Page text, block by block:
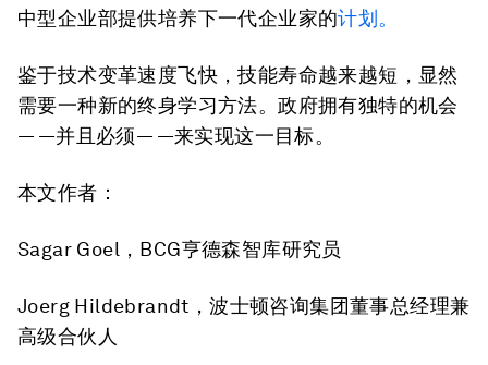
中型企业部提供培养下一代企业家的计划。
鉴于技术变革速度飞快，技能寿命越来越短，显然
需要一种新的终身学习方法。政府拥有独特的机会
— —并且必须— —来实现这一目标。
本文作者：
Sagar Goel，BCG亨德森智库研究员
Joerg Hildebrandt，波士顿咨询集团董事总经理兼
高级合伙人